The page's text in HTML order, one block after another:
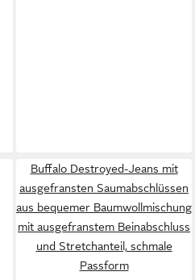
Buffalo Destroyed-Jeans mit
ausgefransten Saumabschlüssen
aus bequemer Baumwollmischung
mit ausgefranstem Beinabschluss
und Stretchanteil, schmale
Passform